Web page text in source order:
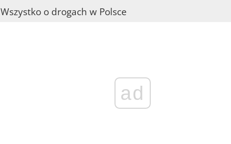
Wszystko o drogach w Polsce
ad